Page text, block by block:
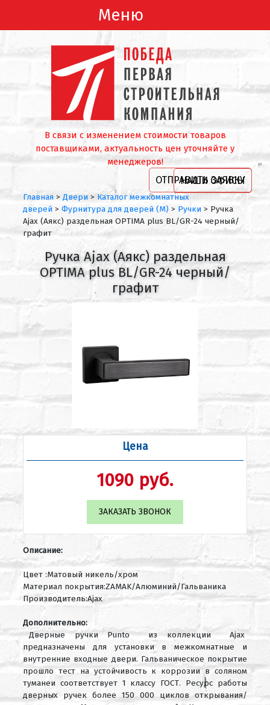
Меню
В связи с изменением стоимости товаров
поставщиками, актуальность цен уточняйте у
менеджеров!
ОТПРАВИТЬ ЗАЯВКУ
НАШИ ОФИСЫ
Главная > Двери > Каталог межкомнатных
дверей > Фурнитура для дверей (М) > Ручки > Ручка
Ajax (Аякс) раздельная OPTIMA plus BL/GR-24 черный/
графит
Ручка Ajax (Аякс) раздельная
OPTIMA plus BL/GR-24 черный/
графит
Цена
1090 руб.
ЗАКАЗАТЬ ЗВОНОК
Описание:
Цвет :Матовый никель/хром
Материал покрытия:ZAMAK/Алюминий/Гальваника
Производитель:Ajax
Дополнительно:
Дверные ручки Punto из коллекции Ajax
предназначены для установки в межкомнатные и
внутренние входные двери. Гальваническое покрытие
прошло тест на устойчивость к коррозии в соляном
туманеи соответствует 1 классу ГОСТ. Ресурс работы
дверных ручек более 150 000 циклов открывания/